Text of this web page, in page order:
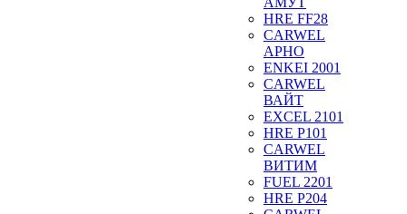
HRE FF28
CARWEL
АРНО
ENKEI 2001
CARWEL
ВАЙТ
EXCEL 2101
HRE P101
CARWEL
ВИТИМ
FUEL 2201
HRE P204